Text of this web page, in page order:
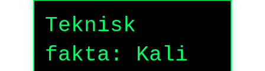
Teknisk
fakta: Kali